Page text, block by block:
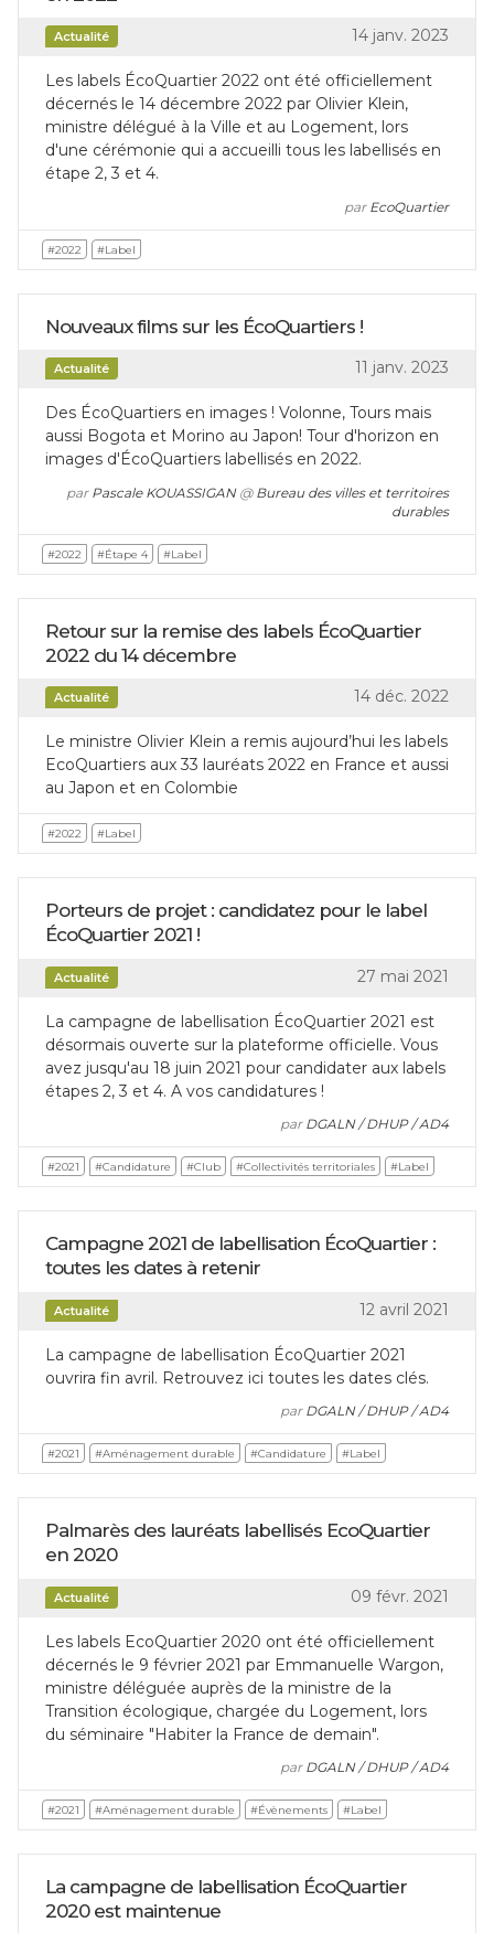
Actualité 14 janv. 2023
Les labels ÉcoQuartier 2022 ont été officiellement
décernés le 14 décembre 2022 par Olivier Klein,
ministre délégué à la Ville et au Logement, lors
d'une cérémonie qui a accueilli tous les labellisés en
étape 2, 3 et 4.
parEcoQuartier
#2022 #Label
Nouveaux films sur les ÉcoQuartiers !
Actualité 11 janv. 2023
Des ÉcoQuartiers en images ! Volonne, Tours mais
aussi Bogota et Morino au Japon! Tour d'horizon en
images d'ÉcoQuartiers labellisés en 2022.
parPascale KOUASSIGAN @Bureau des villes et territoires
durables
#2022 #Étape 4 #Label
Retour sur la remise des labels ÉcoQuartier
2022 du 14 décembre
Actualité 14 déc. 2022
Le ministre Olivier Klein a remis aujourd’hui les labels
EcoQuartiers aux 33 lauréats 2022 en France et aussi
au Japon et en Colombie
#2022 #Label
Porteurs de projet : candidatez pour le label
ÉcoQuartier 2021 !
Actualité 27 mai 2021
La campagne de labellisation ÉcoQuartier 2021 est
désormais ouverte sur la plateforme officielle. Vous
avez jusqu'au 18 juin 2021 pour candidater aux labels
étapes 2, 3 et 4. A vos candidatures !
parDGALN / DHUP / AD4
#2021 #Candidature #Club #Collectivités territoriales #Label
Campagne 2021 de labellisation ÉcoQuartier :
toutes les dates à retenir
Actualité 12 avril 2021
La campagne de labellisation ÉcoQuartier 2021
ouvrira fin avril. Retrouvez ici toutes les dates clés.
parDGALN / DHUP / AD4
#2021 #Aménagement durable #Candidature #Label
Palmarès des lauréats labellisés EcoQuartier
en 2020
Actualité 09 févr. 2021
Les labels EcoQuartier 2020 ont été officiellement
décernés le 9 février 2021 par Emmanuelle Wargon,
ministre déléguée auprès de la ministre de la
Transition écologique, chargée du Logement, lors
du séminaire "Habiter la France de demain".
parDGALN / DHUP / AD4
#2021 #Aménagement durable #Évènements #Label
La campagne de labellisation ÉcoQuartier
2020 est maintenue